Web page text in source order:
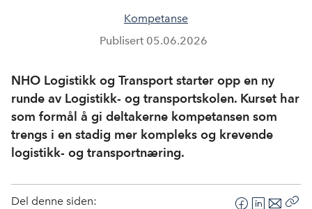
Kompetanse
Publisert 05.06.2026
NHO Logistikk og Transport starter opp en ny
runde av Logistikk- og transportskolen. Kurset har
som formål å gi deltakerne kompetansen som
trengs i en stadig mer kompleks og krevende
logistikk- og transportnæring.
Del denne siden: